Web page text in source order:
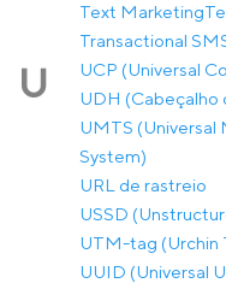
Text Marketing
Transactional
U
UCP (Universal
UDH (Cabeçalho
UMTS (Universal
System)
URL de rastreio
USSD
UTM-tag (Urchin
UUID (Universal